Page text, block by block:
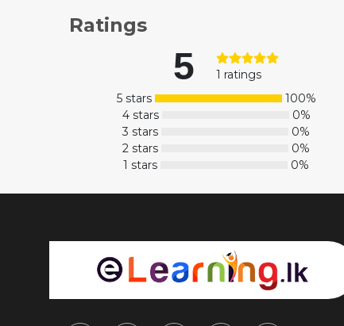
Ratings
5
1 ratings
5 stars
100%
4 stars
0%
3 stars
0%
2 stars
0%
1 stars
0%